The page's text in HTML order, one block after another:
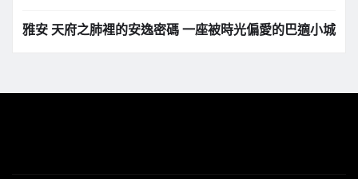
雅安 天府之肺裡的安逸密碼 一座被時光偏愛的巴適小城